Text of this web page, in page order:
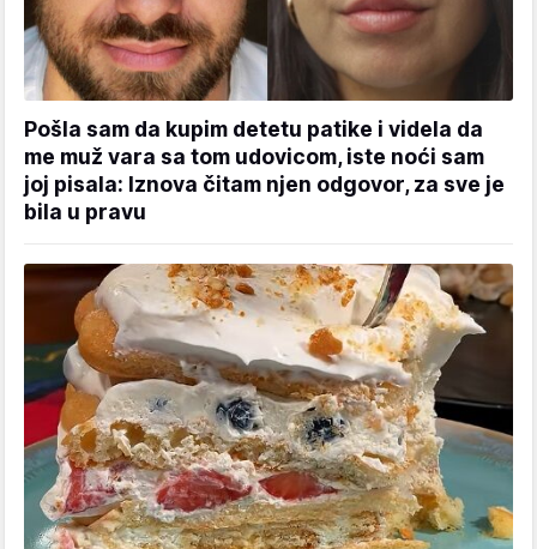
Pošla sam da kupim detetu patike i videla da
me muž vara sa tom udovicom, iste noći sam
joj pisala: Iznova čitam njen odgovor, za sve je
bila u pravu